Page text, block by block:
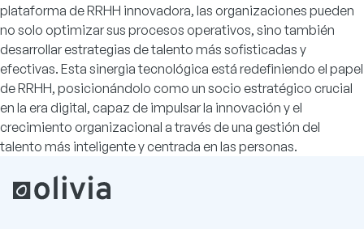
plataforma de RRHH innovadora, las organizaciones pueden
no solo optimizar sus procesos operativos, sino también
desarrollar estrategias de talento más sofisticadas y
efectivas. Esta sinergia tecnológica está redefiniendo el papel
de RRHH, posicionándolo como un socio estratégico crucial
en la era digital, capaz de impulsar la innovación y el
crecimiento organizacional a través de una gestión del
talento más inteligente y centrada en las personas.